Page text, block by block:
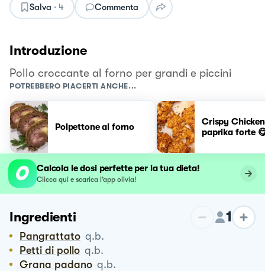
Salva · 4 Commenta
Introduzione
Pollo croccante al forno per grandi e piccini
POTREBBERO PIACERTI ANCHE...
Polpettone al forno
Crispy
paprika forte
Calcola le dosi perfette per la tua dieta!
Clicca qui e scarica l’app olivia!
Ingredienti 1
Pangrattato q.b.
Petti di pollo q.b.
Grana padano q.b.